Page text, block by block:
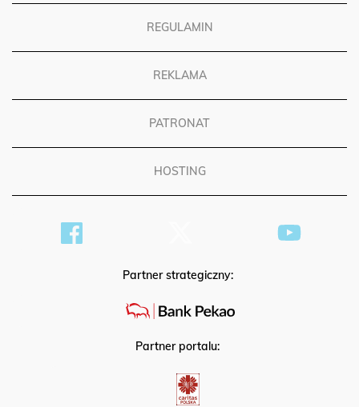
REGULAMIN
REKLAMA
PATRONAT
HOSTING
Partner strategiczny:
Partner portalu: